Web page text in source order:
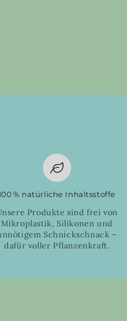
% natürliche Inhaltsstoffe
Produkte sind frei von
Mikroplastik, Silikonen und
Schnickschnack –
dafür voller Pflanzenkraft.